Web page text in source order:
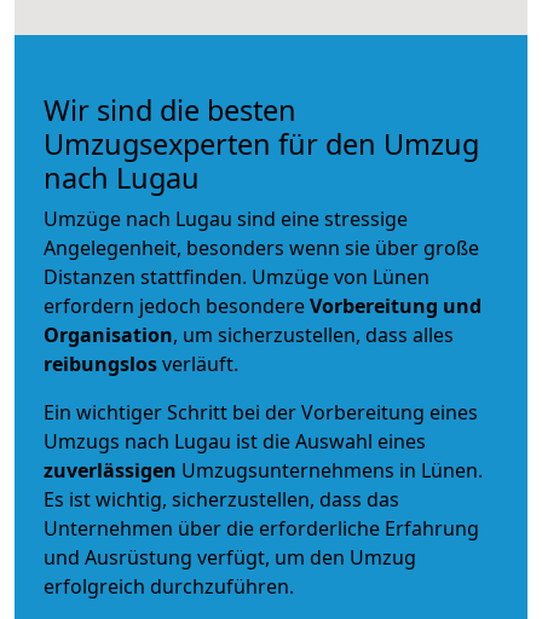
Wir sind die besten
Umzugsexperten für den Umzug
nach Lugau
Umzüge nach Lugau sind eine stressige
Angelegenheit, besonders wenn sie über große
Distanzen stattfinden. Umzüge von Lünen
erfordern jedoch besondereVorbereitung und
Organisation, um sicherzustellen, dass alles
reibungslosverläuft.
Ein wichtiger Schritt bei der Vorbereitung eines
Umzugs nach Lugau ist die Auswahl eines
zuverlässigen Umzugsunternehmens in Lünen.
Es ist wichtig, sicherzustellen, dass das
Unternehmen über die erforderliche Erfahrung
und Ausrüstung verfügt, um den Umzug
erfolgreich durchzuführen.